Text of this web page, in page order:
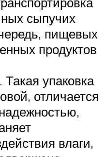
сыпучих
пищевых
продуктов
упаковка
отличается
влаги,